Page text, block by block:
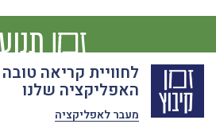
לחוויית קריאה
האפליקציה שלנו
מעבר לאפליקציה
Skip
content